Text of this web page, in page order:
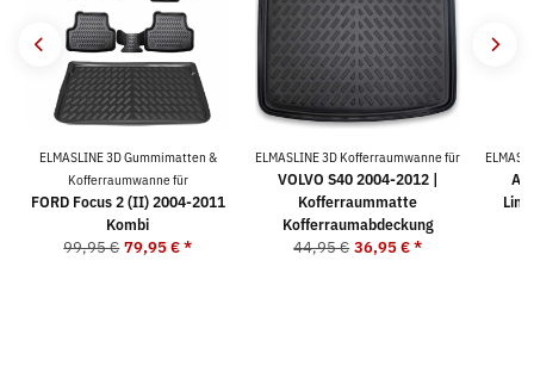
ELMASLINE 3D Gummimatten &
Kofferraumwanne für
FORD Focus 2 (II) 2004-2011
Kombi
99,95 € 79,95 €*
ELMASLINE 3D Kofferraumwanne für
VOLVO S40 2004-2012 |
Kofferraummatte
Kofferraumabdeckung
44,95 € 36,95 €*